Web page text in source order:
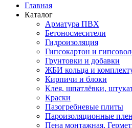
Главная
Каталог
Арматура ПВХ
Бетоносмесители
Гидроизоляция
Гипсокартон и
Грунтовки и добавки
ЖБИ кольца и
Кирпичи и блоки
Клея, шпатлёвки,
Краски
Пазогребневые плиты
Пароизоляционные
Пена монтажная,